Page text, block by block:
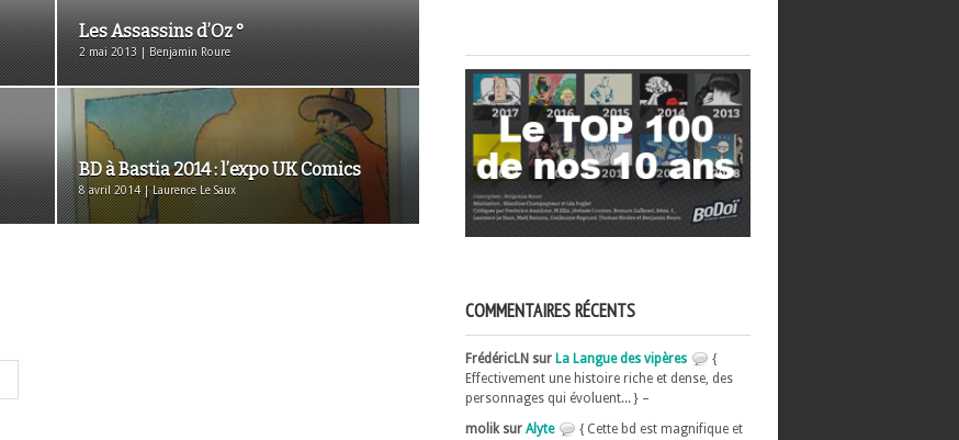
Les Assassins d’Oz °
2 mai 2013 | Benjamin Roure
BD à Bastia 2014 : l’expo UK Comics
8 avril 2014 | Laurence Le Saux
COMMENTAIRES RÉCENTS
FrédéricLN sur La Langue des vipères
{
Effectivement une histoire riche et dense, des
personnages qui évoluent... } –
molik sur Alyte
{ Cette bd est magnifique et